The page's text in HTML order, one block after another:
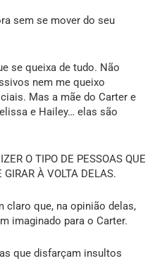
sem se mover do seu
se queixa de tudo. Não
nem me queixo
Mas a mãe do Carter e
e Hailey… elas são
O TIPO DE PESSOAS QUE
À VOLTA DELAS.
claro que, na opinião delas,
imaginado para o Carter.
que disfarçam insultos